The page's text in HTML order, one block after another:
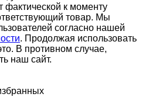
фактической к моменту
товар. Мы
согласно нашей
. Продолжая использовать
В противном случае,
наш сайт.